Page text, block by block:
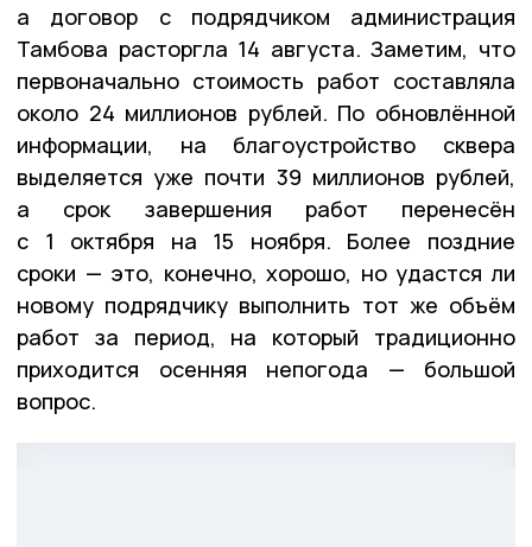
а договор с подрядчиком администрация
Тамбова расторгла 14 августа. Заметим, что
первоначально стоимость работ составляла
около 24 миллионов рублей. По обновлённой
информации, на благоустройство сквера
выделяется уже почти 39 миллионов рублей,
а срок завершения работ перенесён
с 1 октября на 15 ноября. Более поздние
сроки — это, конечно, хорошо, но удастся ли
новому подрядчику выполнить тот же объём
работ за период, на который традиционно
приходится осенняя непогода — большой
вопрос.